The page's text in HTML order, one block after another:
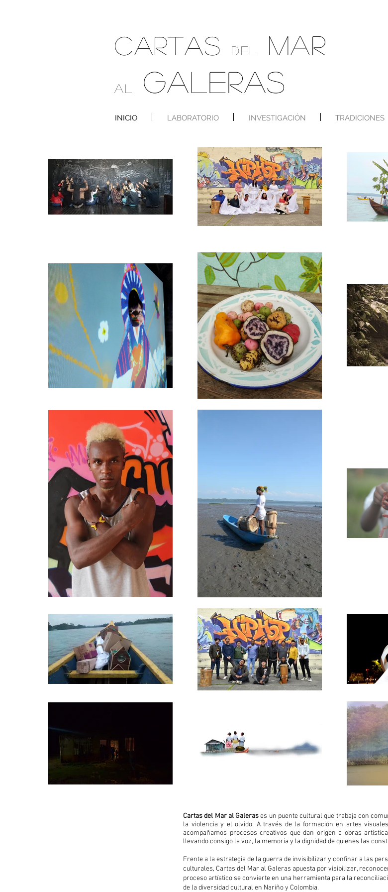
CARTAS DEL MAR
AL GALERAS
INICIO LABORATORIO INVESTIGACIÓN TRADICIONES
Cartas del Mar al Galerases un puente cultural que trabaja con
la violencia y el olvido. A través de la formación en artes
acompañamos procesos creativos que dan origen a obras
llevando consigo la voz, la memoria y la dignidad de quienes las
Frente a la estrategia de la guerra de invisibilizar y confinar a las
culturales, Cartas del Mar al Galeras apuesta por visibilizar,
proceso artístico se convierte en una herramienta para la
de la diversidad cultural en Nariño y Colombia.